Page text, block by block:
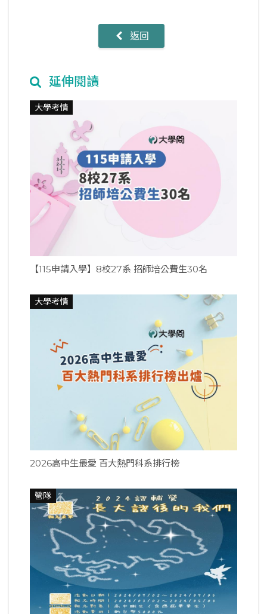
返回
延伸閱讀
大學考情
【115申請入學】8校27系 招師培公費生30名
大學考情
2026高中生最愛 百大熱門科系排行榜
營隊